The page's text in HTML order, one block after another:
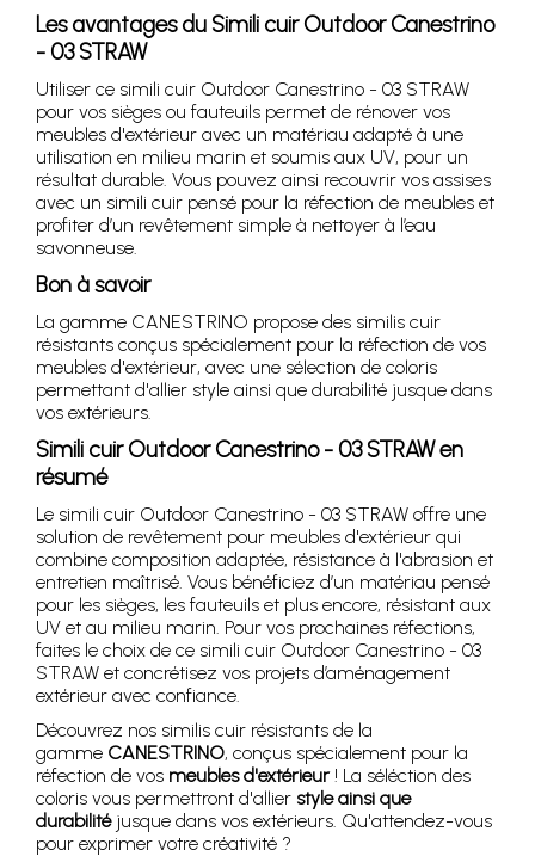
Les avantages du Simili cuir Outdoor Canestrino
- 03 STRAW
Utiliser ce simili cuir Outdoor Canestrino - 03 STRAW
pour vos sièges ou fauteuils permet de rénover vos
meubles d'extérieur avec un matériau adapté à une
utilisation en milieu marin et soumis aux UV, pour un
résultat durable. Vous pouvez ainsi recouvrir vos assises
avec un simili cuir pensé pour la réfection de meubles et
profiter d’un revêtement simple à nettoyer à l’eau
savonneuse.
Bon à savoir
La gamme CANESTRINO propose des similis cuir
résistants conçus spécialement pour la réfection de vos
meubles d'extérieur, avec une sélection de coloris
permettant d'allier style ainsi que durabilité jusque dans
vos extérieurs.
Simili cuir Outdoor Canestrino - 03 STRAW en
résumé
Le simili cuir Outdoor Canestrino - 03 STRAW offre une
solution de revêtement pour meubles d'extérieur qui
combine composition adaptée, résistance à l'abrasion et
entretien maîtrisé. Vous bénéficiez d’un matériau pensé
pour les sièges, les fauteuils et plus encore, résistant aux
UV et au milieu marin. Pour vos prochaines réfections,
faites le choix de ce simili cuir Outdoor Canestrino - 03
STRAW et concrétisez vos projets d’aménagement
extérieur avec confiance.
Découvrez nos similis cuir résistants de la
gamme CANESTRINO, conçus spécialement pour la
réfection de vos meubles d'extérieur ! La séléction des
coloris vous permettront d'allier style ainsi que
durabilitéjusque dans vos extérieurs. Qu'attendez-vous
pour exprimer votre créativité ?